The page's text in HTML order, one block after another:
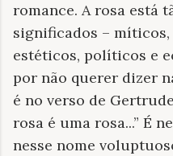
romance. A rosa está
significados –
estéticos, políticos e
por não querer dizer
é no verso de
rosa é uma rosa...” É
nesse nome